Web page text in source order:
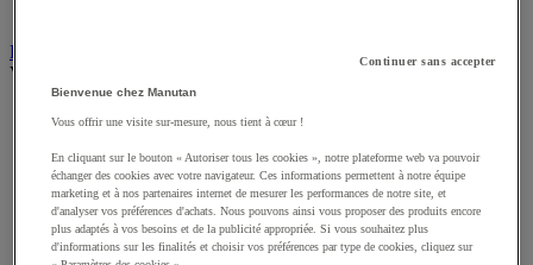
Bac
Voir toute la catégorie
Accessoires pour bac
Bac à bec
Bac de rangement
Bac de transport
Bac gerbable
Bac norme Europe
Bac pliant
Continuer sans accepter
Bienvenue chez Manutan
Vous offrir une visite sur-mesure, nous tient à cœur !
En cliquant sur le bouton « Autoriser tous les cookies », notre plateforme web va pouvoir
échanger des cookies avec votre navigateur. Ces informations permettent à notre équipe
marketing et à nos partenaires internet de mesurer les performances de notre site, et
d'analyser vos préférences d'achats. Nous pouvons ainsi vous proposer des produits encore
plus adaptés à vos besoins et de la publicité appropriée. Si vous souhaitez plus
d'informations sur les finalités et choisir vos préférences par type de cookies, cliquez sur